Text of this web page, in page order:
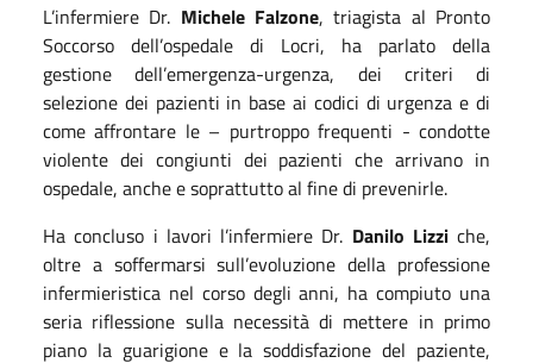
L’infermiere Dr. Michele Falzone, triagista al Pronto
Soccorso dell’ospedale di Locri, ha parlato della
gestione dell’emergenza-urgenza, dei criteri di
selezione dei pazienti in base ai codici di urgenza e di
come affrontare le – purtroppo frequenti - condotte
violente dei congiunti dei pazienti che arrivano in
ospedale, anche e soprattutto al fine di prevenirle.
Ha concluso i lavori l’infermiere Dr. Danilo Lizziche,
oltre a soffermarsi sull’evoluzione della professione
infermieristica nel corso degli anni, ha compiuto una
seria riflessione sulla necessità di mettere in primo
piano la guarigione e la soddisfazione del paziente,